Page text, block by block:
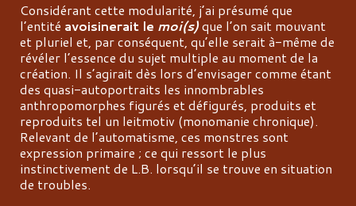
Considérant cette modularité, j’ai présumé que
l’entité avoisinerait le moi(s)que l’on sait mouvant
et pluriel et, par conséquent, qu’elle serait à-même de
révéler l’essence du sujet multiple au moment de la
création. Il s’agirait dès lors d’envisager comme étant
des quasi-autoportraits les innombrables
anthropomorphes figurés et défigurés, produits et
reproduits tel un leitmotiv (monomanie chronique).
Relevant de l’automatisme, ces monstres sont
expression primaire ; ce qui ressort le plus
instinctivement de L.B. lorsqu’il se trouve en situation
de troubles.